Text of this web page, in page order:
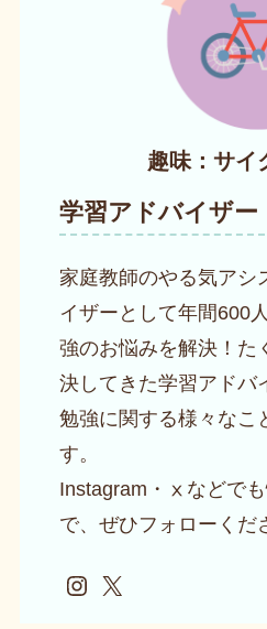
趣味：サイ
学習アドバイザ
家庭教師のやる気アシ
イザーとして年間600
強のお悩みを解決！た
決してきた学習アドバ
勉強に関する様々なこ
す。
Instagram・ⅹなどで
で、ぜひフォローくだ
Instagram
X